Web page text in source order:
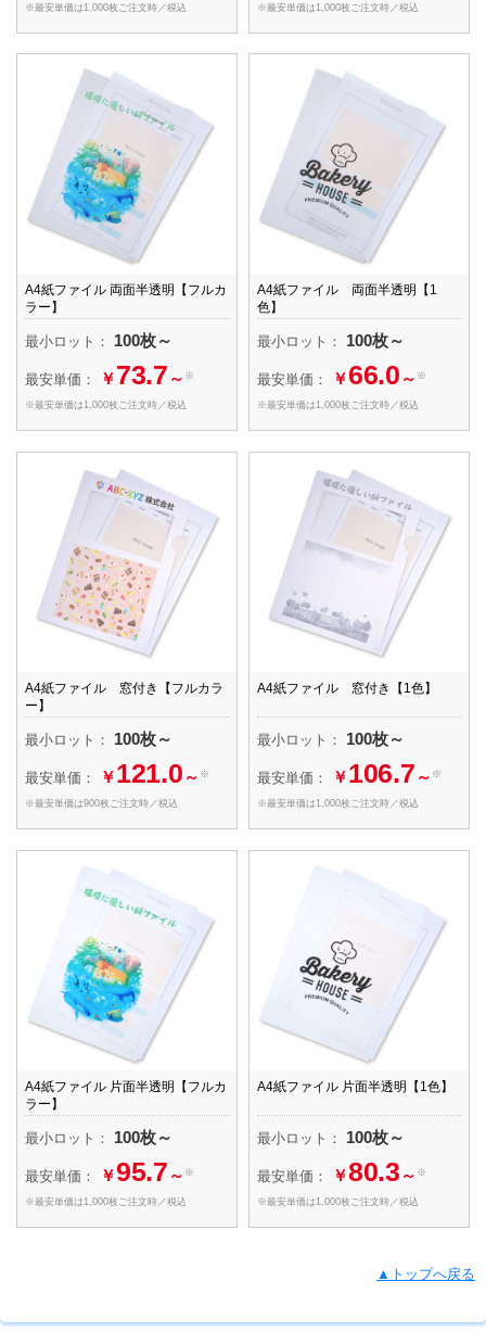
※最安単価は1,000枚ご注文時／税込 ※最安単価は1,000枚ご注文時／税込
A4紙ファイル 両面半透明【フルカ
ラー】
最小ロット： 100枚～
最安単価： ￥73.7 ～ ※
※最安単価は1,000枚ご注文時／税込
A4紙ファイル 両面半透明【1
色】
最小ロット： 100枚～
最安単価： ￥66.0 ～ ※
※最安単価は1,000枚ご注文時／税込
A4紙ファイル 窓付き【フルカラ
ー】
最小ロット： 100枚～
最安単価： ￥121.0 ～ ※
※最安単価は900枚ご注文時／税込
A4紙ファイル 窓付き【1色】
最小ロット： 100枚～
最安単価： ￥106.7 ～ ※
※最安単価は1,000枚ご注文時／税込
A4紙ファイル 片面半透明【フルカ
ラー】
最小ロット： 100枚～
最安単価： ￥95.7 ～ ※
※最安単価は1,000枚ご注文時／税込
A4紙ファイル 片面半透明【1色】
最小ロット： 100枚～
最安単価： ￥80.3 ～ ※
※最安単価は1,000枚ご注文時／税込
▲トップへ戻る